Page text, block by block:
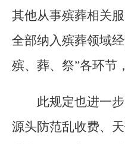
其他从事殡葬相关
全部纳入殡葬领域
殡、葬、祭”各环节
此规定也进一
源头防范乱收费、